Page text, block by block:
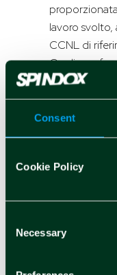
Consent
Cookie Policy
Selection
Necessary
lavoro
CCNL di
Crediamo
componente
tenendo
mondo del
– attuiamo
localizzato
tempo del